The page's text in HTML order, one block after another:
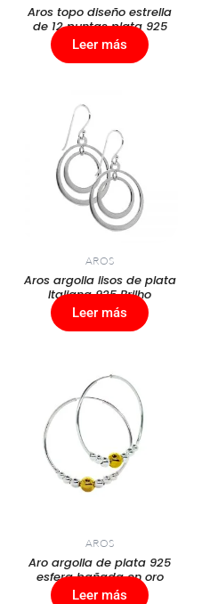
Aros topo diseño estrella
de 12 puntas plata 925
Leer más
AROS
Aros argolla lisos de plata
Italiana 925 Brilho
Leer más
AROS
Aro argolla de plata 925
esfera bañada en oro
Leer más